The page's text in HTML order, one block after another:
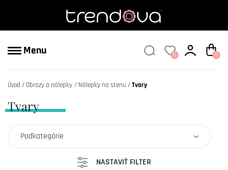
Menu 0 0
Úvod Obrazy a nálepky Nálepky na stenu Tvary
Tvary
Podkategórie
NASTAVIŤ FILTER